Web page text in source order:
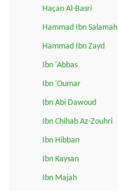
Haçan Al-Basri
Hammad Ibn Salamah
Hammad Ibn Zayd
Ibn 'Abbas
Ibn 'Oumar
Ibn Abi Dawoud
Ibn Chihab Az-Zouhri
Ibn Hibban
Ibn Kaysan
Ibn Majah